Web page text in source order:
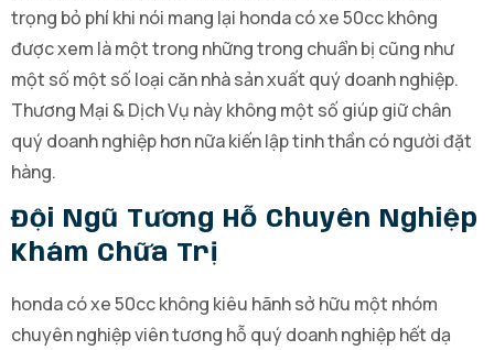
trọng bỏ phí khi nói mang lại honda có xe 50cc không
được xem là một trong những trong chuẩn bị cũng như
một số một số loại căn nhà sản xuất quý doanh nghiệp.
Thương Mại & Dịch Vụ này không một số giúp giữ chân
quý doanh nghiệp hơn nữa kiến lập tinh thần có người đặt
hàng.
Đội Ngũ Tương Hỗ Chuyên Nghiệp
Khám Chữa Trị
honda có xe 50cc không kiêu hãnh sở hữu một nhóm
chuyên nghiệp viên tương hỗ quý doanh nghiệp hết dạ